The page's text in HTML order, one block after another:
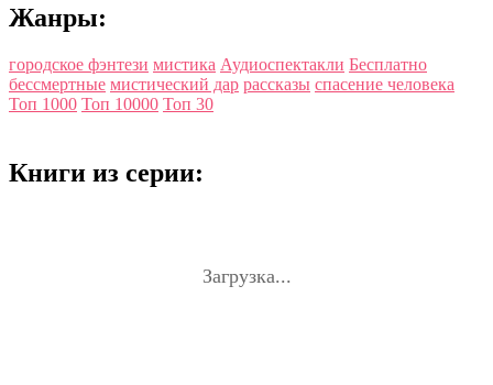
Жанры:
городское фэнтези мистика Аудиоспектакли Бесплатно
бессмертные мистический дар рассказы спасение человека
Топ 1000 Топ 10000 Топ 30
Книги из серии:
Загрузка...